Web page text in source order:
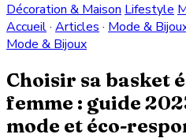
Décoration & Maison Lifestyle
Accueil· Articles · Mode &
Mode & Bijoux
Choisir sa basket
femme : guide
mode et éco-